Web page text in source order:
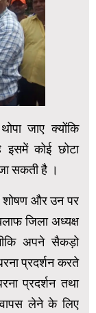
जाए क्योंकि
इसमें कोई छोटा
जा सकती है ।
शोषण और उन पर
जिला अध्यक्ष
अपने सैकड़ो
प्रदर्शन करते
प्रदर्शन तथा
लेने के लिए